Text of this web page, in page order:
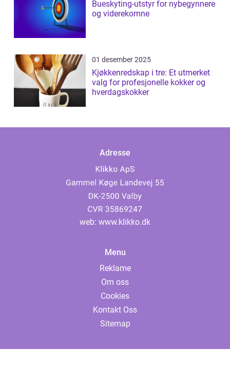
Bueskyting-utstyr for nybegynnere
og viderekomne
01 desember 2025
Kjøkkenredskap i tre: Et utmerket
valg for profesjonelle kokker og
hverdagskokker
Adresse
web: www.klikko.dk
Menu
Reklame
Om oss
Cookies
Kontakt Oss
Sitemap